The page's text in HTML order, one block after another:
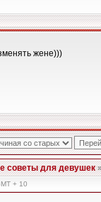
жене)))
советы для девушек
+ 10